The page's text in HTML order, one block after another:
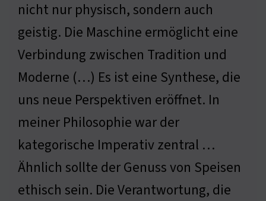
nicht nur physisch, sondern auch
geistig. Die Maschine ermöglicht eine
Verbindung zwischen Tradition und
Moderne (…) Es ist eine Synthese, die
uns neue Perspektiven eröffnet. In
meiner Philosophie war der
kategorische Imperativ zentral …
Ähnlich sollte der Genuss von Speisen
ethisch sein. Die Verantwortung, die